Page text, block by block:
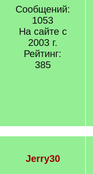
Сообщений:
1053
На сайте с
2003 г.
Рейтинг:
385
Jerry30